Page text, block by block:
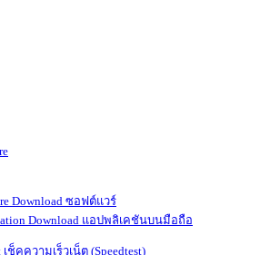
ซอฟต์แวร์
แอปพลิเคชันบนมือถือ
เช็คความเร็วเน็ต (Speedtest)